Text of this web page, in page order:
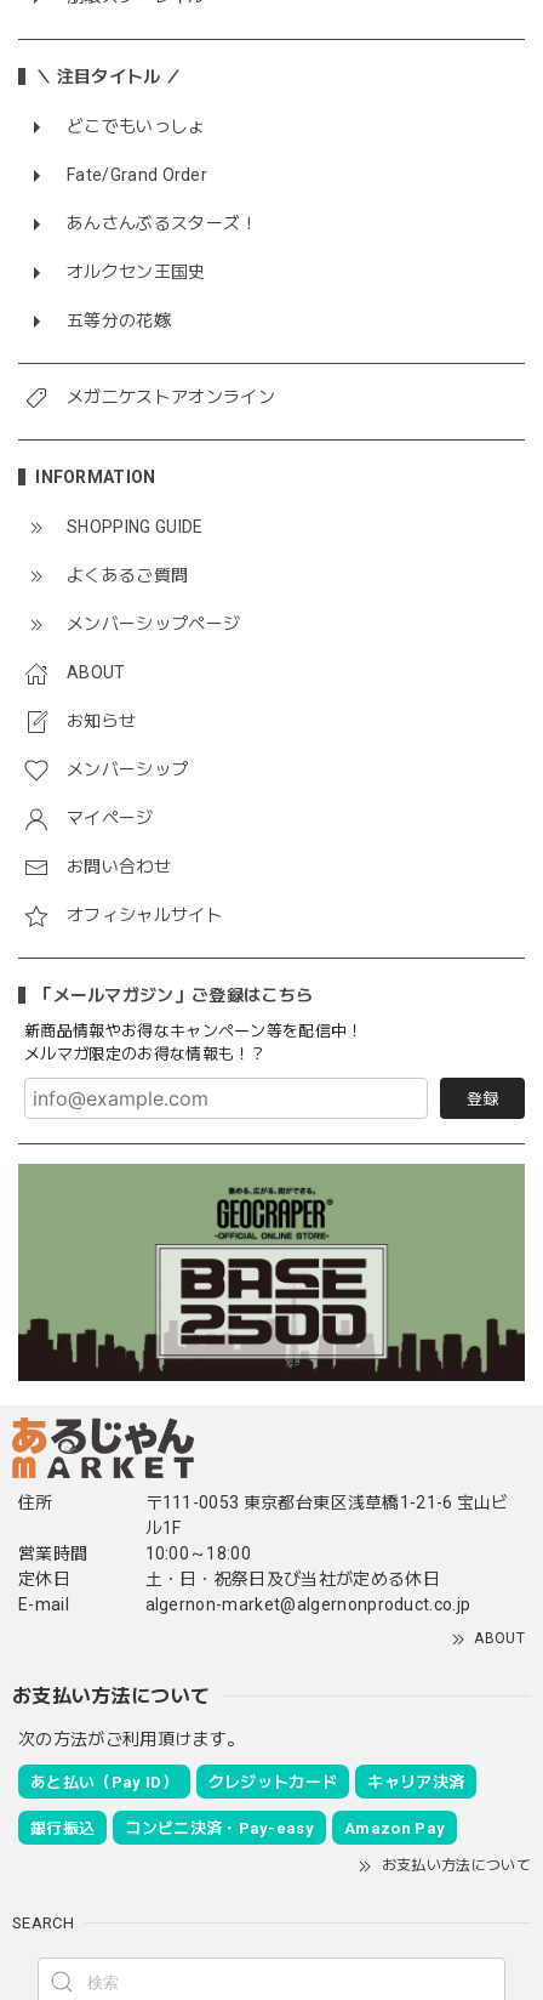
＼ 注目タイトル ／
どこでもいっしょ
Fate/Grand Order
あんさんぶるスターズ！
オルクセン王国史
五等分の花嫁
メガニケストアオンライン
INFORMATION
SHOPPING GUIDE
よくあるご質問
メンバーシップページ
ABOUT
お知らせ
メンバーシップ
マイページ
お問い合わせ
オフィシャルサイト
「メールマガジン」ご登録はこちら
新商品情報やお得なキャンペーン等を配信中！
メルマガ限定のお得な情報も！？
登録
住所
〒111-0053 東京都台東区浅草橋1-21-6 宝山ビ
ル1F
営業時間
10:00～18:00
定休日
土・日・祝祭日及び当社が定める休日
E-mail
algernon-market@algernonproduct.co.jp
ABOUT
お支払い方法について
次の方法がご利用頂けます。
あと払い（Pay ID） クレジットカード キャリア決済
銀行振込 コンビニ決済・Pay-easy Amazon Pay
お支払い方法について
SEARCH